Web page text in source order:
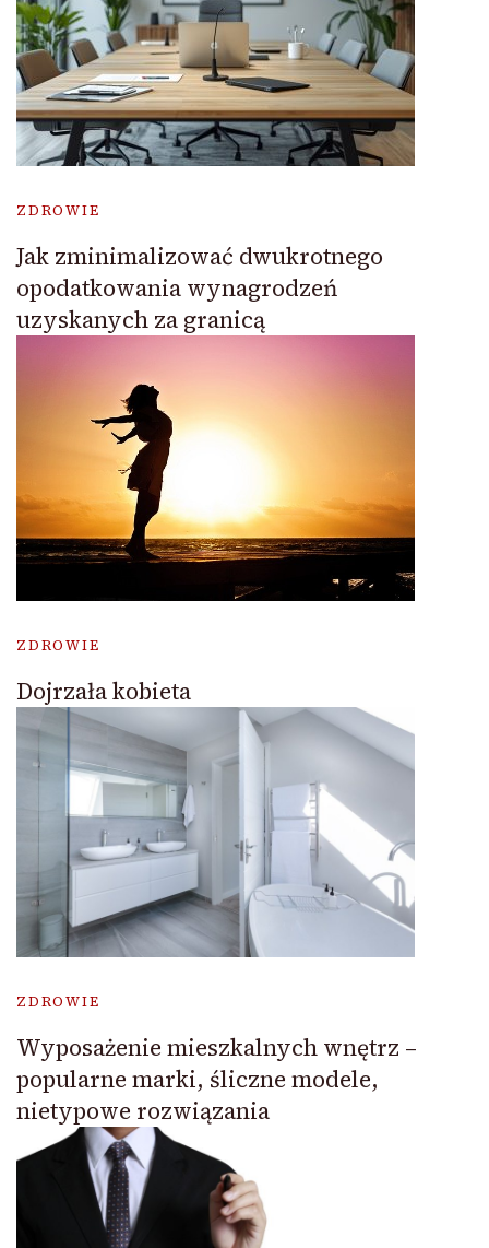
ZDROWIE
Jak zminimalizować dwukrotnego
opodatkowania wynagrodzeń
uzyskanych za granicą
ZDROWIE
Dojrzała kobieta
ZDROWIE
Wyposażenie mieszkalnych wnętrz –
popularne marki, śliczne modele,
nietypowe rozwiązania